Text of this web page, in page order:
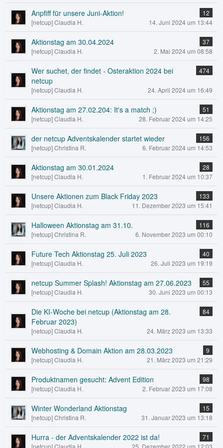
Anpfiff für unsere Juni-Aktion!
12
[netcup] Claudia H.
14. Juni 2024 um 13:44
Aktionstag am 30.04.2024
37
[netcup] Claudia H.
2. Mai 2024 um 08:58
Wer suchet, der findet - Osteraktion 2024 bei
netcup
474
[netcup] Claudia H. 24. April 2024 um 16:49
Aktionstag am 27.02.204: It's a match ;)
51
[netcup] Claudia H.
28. Februar 2024 um 14:25
der netcup Adventskalender startet wieder
156
[netcup] Christina R.
6. Februar 2024 um 14:53
Aktionstag am 30.01.2024
28
[netcup] Claudia H.
1. Februar 2024 um 10:37
Unsere Aktionen zum Black Friday 2023
133
[netcup] Claudia H.
11. Dezember 2023 um 15:41
Halloween Aktionstag am 31.10.
116
[netcup] Christina R.
6. November 2023 um 00:10
Future Tech Aktionstag 25. Juli 2023
40
[netcup] Claudia H.
26. Juli 2023 um 19:19
netcup Summer Splash! Aktionstag am 27.06.2023
55
[netcup] Claudia H.
30. Juni 2023 um 00:13
Die KI-Woche bei netcup (Aktionstag am 28.
Februar 2023)
84
[netcup] Claudia H. 24. März 2023 um 13:33
Webhosting & Domain Aktion am 28.03.2023
9
[netcup] Claudia H.
21. März 2023 um 21:29
Produktnamen gesucht: Advent Edition
98
[netcup] Claudia H.
2. Februar 2023 um 17:08
Winter Wonderland Aktionstag
15
[netcup] Christina R.
31. Januar 2023 um 13:18
Hurra - der Adventskalender 2022 ist da!
71
[netcup] Claudia H.
25. Dezember 2022 um 12:03